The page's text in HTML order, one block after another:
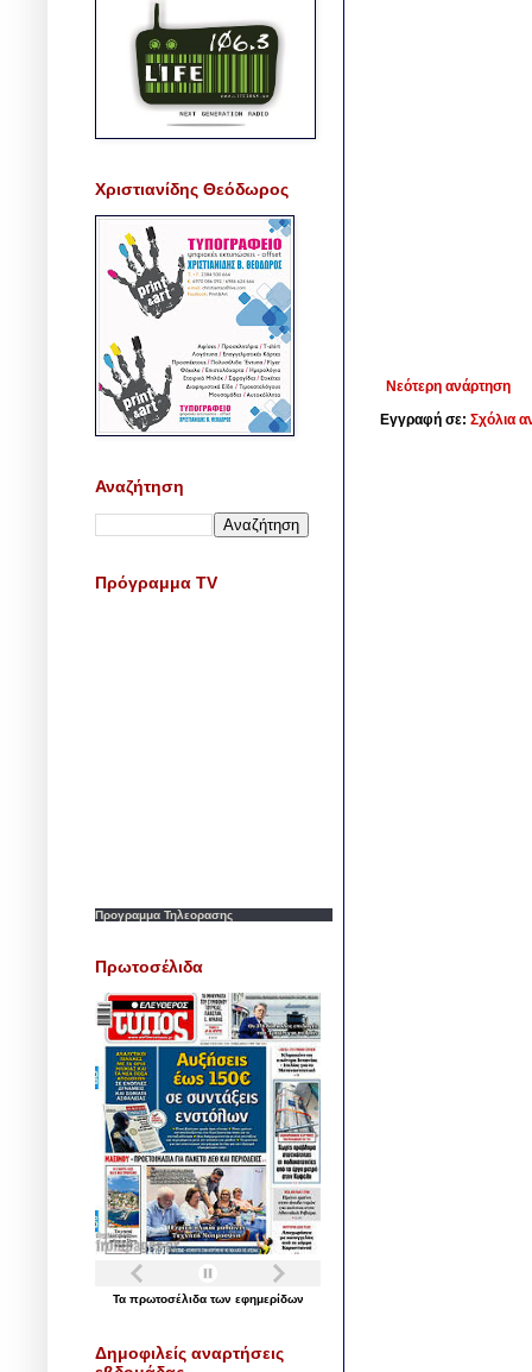
Νεότερη ανάρτηση
Εγγραφή σε: Σχόλια
Χριστιανίδης Θεόδωρος
Αναζήτηση
Πρόγραμμα TV
Προγραμμα Τηλεορασης
Πρωτοσέλιδα
Τα πρωτοσέλιδα των εφημερίδων
Δημοφιλείς αναρτήσεις